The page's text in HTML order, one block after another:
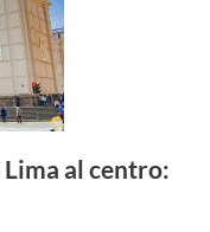
al centro: